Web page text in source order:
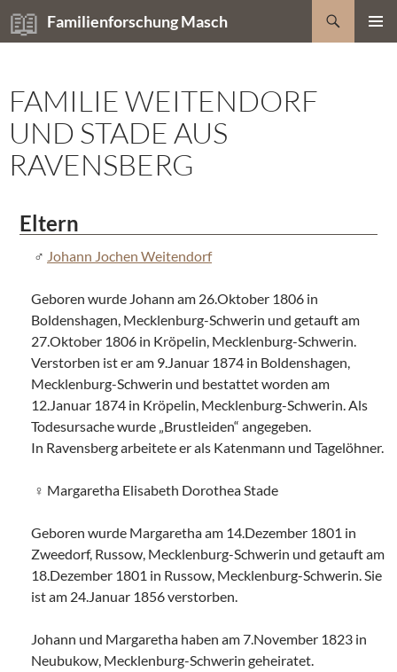
Zum
Inhalt
Familienforschung Masch
Suchen
FAMILIE WEITENDORF
UND STADE AUS
RAVENSBERG
Eltern
Johann Jochen Weitendorf
Geboren wurde Johann am 26.Oktober 1806 in
Boldenshagen, Mecklenburg-Schwerin und getauft am
27.Oktober 1806 in Kröpelin, Mecklenburg-Schwerin.
Verstorben ist er am 9.Januar 1874 in Boldenshagen,
Mecklenburg-Schwerin und bestattet worden am
12.Januar 1874 in Kröpelin, Mecklenburg-Schwerin. Als
Todesursache wurde „Brustleiden“ angegeben.
In Ravensberg arbeitete er als Katenmann und Tagelöhner.
Margaretha Elisabeth Dorothea Stade
Geboren wurde Margaretha am 14.Dezember 1801 in
Zweedorf, Russow, Mecklenburg-Schwerin und getauft am
18.Dezember 1801 in Russow, Mecklenburg-Schwerin. Sie
ist am 24.Januar 1856 verstorben.
Johann und Margaretha haben am 7.November 1823 in
Neubukow, Mecklenburg-Schwerin geheiratet.